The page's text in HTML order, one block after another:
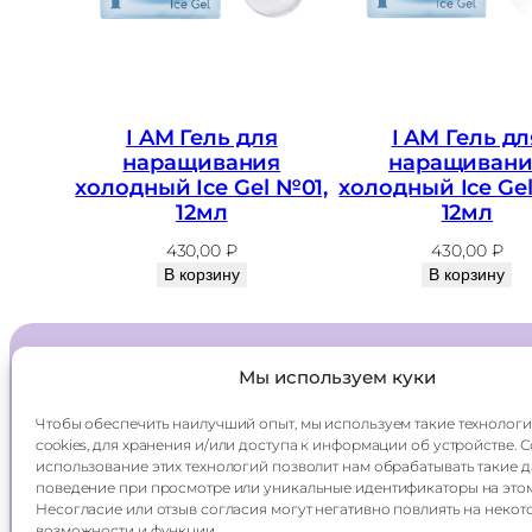
Мы используем куки
Чтобы обеспечить наилучший опыт, мы используем такие
cookies, для хранения и/или доступа к информации об устройстве.
использование этих технологий позволит нам обрабатывать такие
поведение при просмотре или уникальные идентификаторы на
Несогласие или отзыв согласия могут негативно повлиять на
I AM Гель для
наращивания
холодный Ice Gel №01,
12мл
430,00 ₽
В корзину
I AM Гель
холодный Ice
12мл
430,00 ₽
В корзину
Каталог
О компании
Оплата
Контакты